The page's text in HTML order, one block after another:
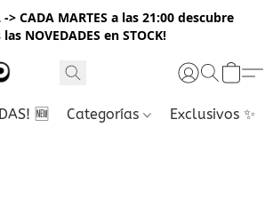
-> CADA MARTES a las 21:00 descubre
NOVEDADES en STOCK!
🆕 Categorías Exclusivos ✨